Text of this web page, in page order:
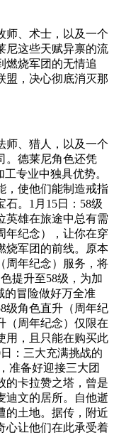
师、术士，以及一个
这些天赋异禀的流
燃烧军团的无情追
盟，决心彻底消灭那
师、猎人，以及一个
德莱尼角色还凭
专业中独具优势。
，使他们能制造戒指
。1月15日：58级
英雄在旅途中总有需
纪念），让你在穿
烧军团的前线。原本
周年纪念）服务，将
提升至58级，为加
的冒险做好万全准
级角色直升（周年纪
（周年纪念）仅限在
用，且只能在购买此
：三大充满挑战的
准备好迎接三大团
的卡拉赞之塔，曾是
文的居所。自他逝
的土地。据传，附近
心让他们在此承受着